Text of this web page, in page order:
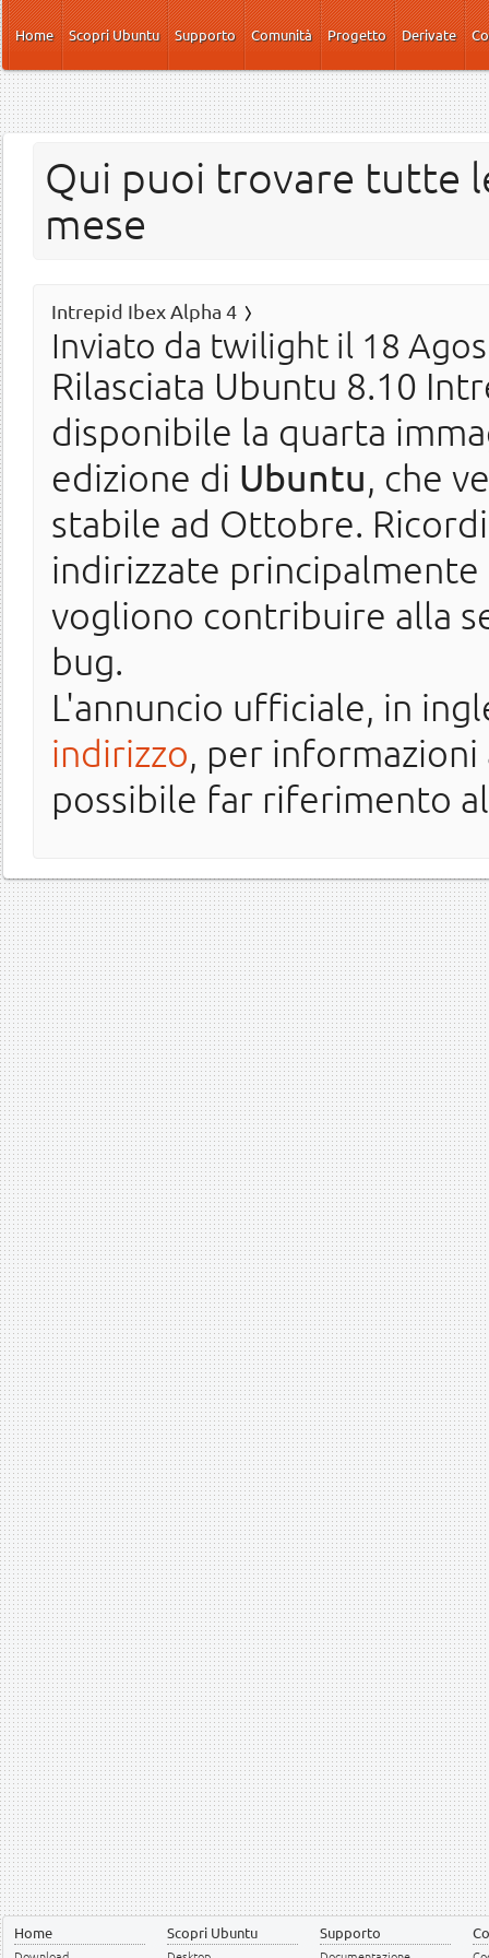
Salta al contenuto principale
Home
Scopri Ubuntu Supporto Comunità Progetto Derivate
Qui puoi trovare tutte
mese
Intrepid Ibex Alpha 4
Inviato da twilight il 18
Rilasciata Ubuntu 8.10
disponibile la quarta
edizione di Ubuntu, che
stabile ad Ottobre.
indirizzate
vogliono contribuire alla
bug.
L'annuncio ufficiale, in
indirizzo, per
possibile far riferimento
Home Scopri Ubuntu Supporto